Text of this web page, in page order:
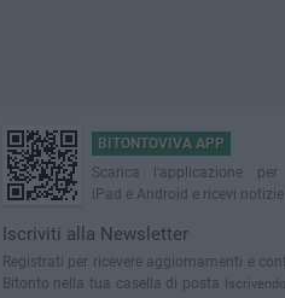
BITONTOVIVA APP
Scarica l'applicazione per
iPad e Android e ricevi
Iscriviti alla Newsletter
Registrati per ricevere aggiornamenti e
Bitonto nella tua casella di posta